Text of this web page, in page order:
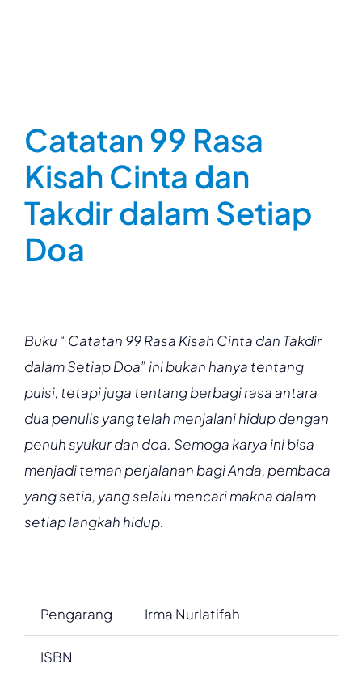
Catatan 99 Rasa
Kisah Cinta dan
Takdir dalam Setiap
Doa
Buku “ Catatan 99 Rasa Kisah Cinta dan Takdir
dalam Setiap Doa” ini bukan hanya tentang
puisi, tetapi juga tentang berbagi rasa antara
dua penulis yang telah menjalani hidup dengan
penuh syukur dan doa. Semoga karya ini bisa
menjadi teman perjalanan bagi Anda, pembaca
yang setia, yang selalu mencari makna dalam
setiap langkah hidup.
Pengarang Irma Nurlatifah
ISBN